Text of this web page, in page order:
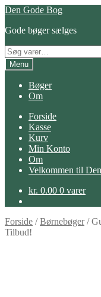
Spring
navigation
Spring
indhold
Den Gode Bog
Gode bøger sælges
Søg
efter:
Menu
Bøger
Om
Forside
Kasse
Kurv
Min Konto
Om
Velkommen til
kr. 0.00 0 varer
Forside /Børnebøger/
Tilbud!